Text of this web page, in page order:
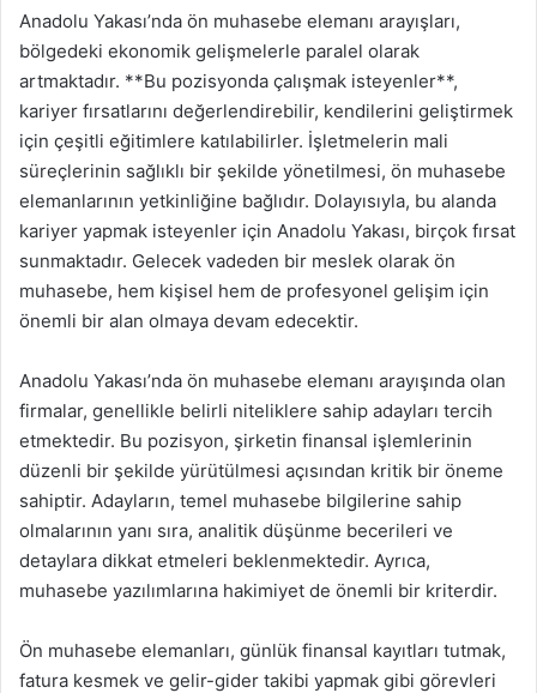
Anadolu Yakası’nda ön muhasebe elemanı arayışları,
bölgedeki ekonomik gelişmelerle paralel olarak
artmaktadır. **Bu pozisyonda çalışmak isteyenler**,
kariyer fırsatlarını değerlendirebilir, kendilerini geliştirmek
için çeşitli eğitimlere katılabilirler. İşletmelerin mali
süreçlerinin sağlıklı bir şekilde yönetilmesi, ön muhasebe
elemanlarının yetkinliğine bağlıdır. Dolayısıyla, bu alanda
kariyer yapmak isteyenler için Anadolu Yakası, birçok fırsat
sunmaktadır. Gelecek vadeden bir meslek olarak ön
muhasebe, hem kişisel hem de profesyonel gelişim için
önemli bir alan olmaya devam edecektir.
Anadolu Yakası’nda ön muhasebe elemanı arayışında olan
firmalar, genellikle belirli niteliklere sahip adayları tercih
etmektedir. Bu pozisyon, şirketin finansal işlemlerinin
düzenli bir şekilde yürütülmesi açısından kritik bir öneme
sahiptir. Adayların, temel muhasebe bilgilerine sahip
olmalarının yanı sıra, analitik düşünme becerileri ve
detaylara dikkat etmeleri beklenmektedir. Ayrıca,
muhasebe yazılımlarına hakimiyet de önemli bir kriterdir.
Ön muhasebe elemanları, günlük finansal kayıtları tutmak,
fatura kesmek ve gelir-gider takibi yapmak gibi görevleri